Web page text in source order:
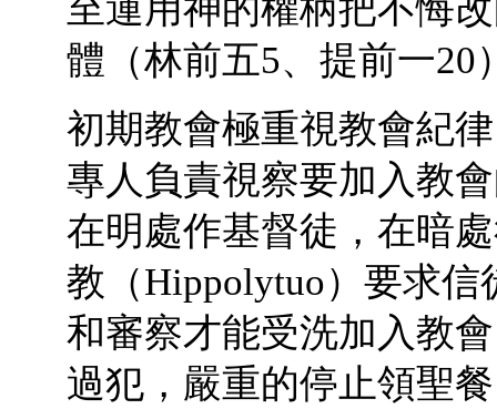
至運用神的權柄把不悔
體（林前五5、提前一
初期教會極重視教會紀
專人負責視察要加入教
在明處作基督徒，在暗
教（Hippolytuo）要求
和審察才能受洗加入教
過犯，嚴重的停止領聖